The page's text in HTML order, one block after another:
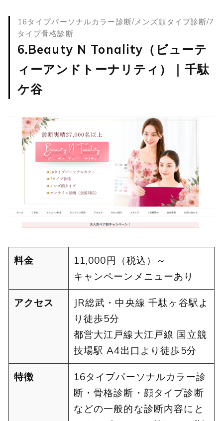
16タイプパーソナルカラー診断/メンズ顔タイプ診断/7
タイプ骨格診断
6.Beauty N Tonality（ビューテ
ィーアンドトーナリティ）｜千駄
ケ谷
料金
11,000円（税込）～
キャンペーンメニューあり
アクセス
JR総武・中央線 千駄ヶ谷駅よ
り徒歩5分
都営大江戸線大江戸線 国立競
技場駅 A4出口より徒歩5分
特徴
16タイプパーソナルカラー診
断・骨格診断・顔タイプ診断
などの一般的な診断内容にと